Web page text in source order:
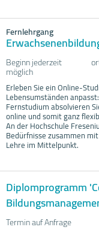
Fernlehrgang
Beginn jederzeit
möglich
Erleben Sie ein Online-
Lebensumständen
Fernstudium absolvieren
online und somit ganz
An der Hochschule
Bedürfnisse zusammen
Lehre im Mittelpunkt.
Diplomprogramm
Termin auf Anfrage